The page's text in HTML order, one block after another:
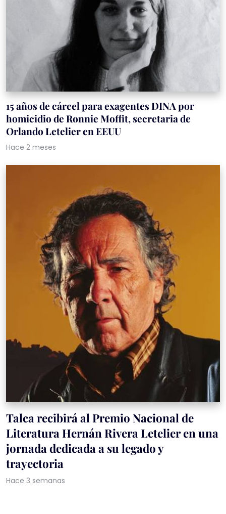
15 años de cárcel para exagentes DINA por
homicidio de Ronnie Moffit, secretaria de
Orlando Letelier en EEUU
Hace 2 meses
Talca recibirá al Premio Nacional de
Literatura Hernán Rivera Letelier en una
jornada dedicada a su legado y
trayectoria
Hace 3 semanas